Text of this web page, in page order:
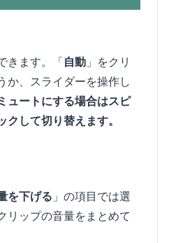
きます。「自動 」をクリ
か、スライダーを操作し
ュートにする場合はスピ
して切り替えます。
を下げる 」の項目では選
リップの音量をまとめて